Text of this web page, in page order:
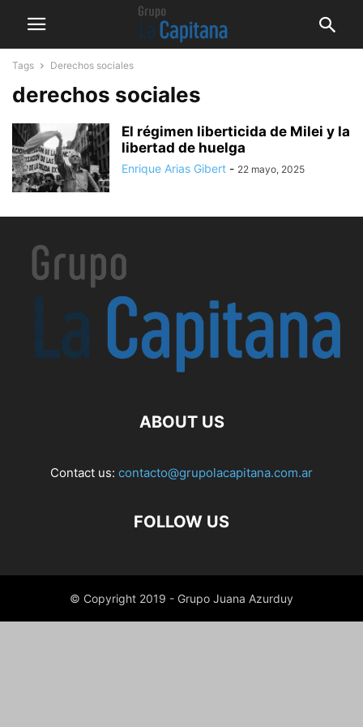
Tags Derechos sociales
derechos sociales
El régimen liberticida de Milei y la
libertad de huelga
Enrique Arias Gibert - 22 mayo, 2025
ABOUT US
Contact us: contacto@grupolacapitana.com.ar
FOLLOW US
© Copyright 2019 - Grupo Juana Azurduy